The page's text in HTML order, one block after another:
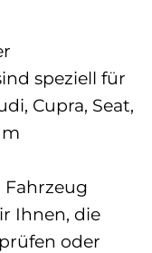
speziell für
Cupra, Seat,
Ihnen, die
oder